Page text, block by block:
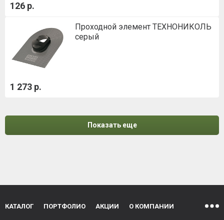
126 р.
Проходной элемент ТЕХНОНИКОЛЬ
серый
1 273 р.
Показать еще
КАТАЛОГ ПОРТФОЛИО АКЦИИ О КОМПАНИИ